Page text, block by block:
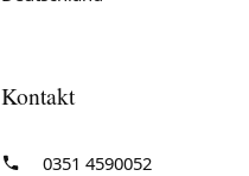
Kontakt
0351 4590052